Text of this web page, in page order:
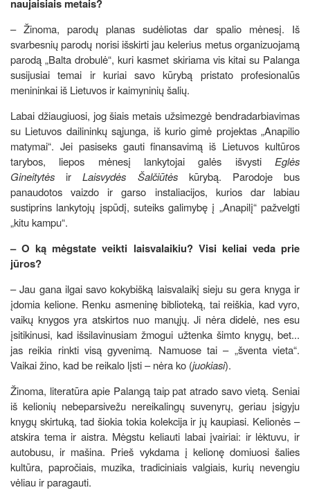
naujaisiais metais?
– Žinoma, parodų planas sudėliotas dar spalio mėnesį. Iš
svarbesnių parodų norisi išskirti jau kelerius metus organizuojamą
parodą „Balta drobulė“, kuri kasmet skiriama vis kitai su Palanga
susijusiai temai ir kuriai savo kūrybą pristato profesionalūs
menininkai iš Lietuvos ir kaimyninių šalių.
Labai džiaugiuosi, jog šiais metais užsimezgė bendradarbiavimas
su Lietuvos dailininkų sąjunga, iš kurio gimė projektas „Anapilio
matymai“. Jei pasiseks gauti finansavimą iš Lietuvos kultūros
tarybos, liepos mėnesį lankytojai galės išvystiEglės
Gineitytės ir Laisvydės Šalčiūtėskūrybą. Parodoje bus
panaudotos vaizdo ir garso instaliacijos, kurios dar labiau
sustiprins lankytojų įspūdį, suteiks galimybę į „Anapilį“ pažvelgti
„kitu kampu“.
– O ką mėgstate veikti laisvalaikiu? Visi keliai veda prie
jūros?
– Jau gana ilgai savo kokybišką laisvalaikį sieju su gera knyga ir
įdomia kelione. Renku asmeninę biblioteką, tai reiškia, kad vyro,
vaikų knygos yra atskirtos nuo manųjų. Ji nėra didelė, nes esu
įsitikinusi, kad išsilavinusiam žmogui užtenka šimto knygų, bet...
jas reikia rinkti visą gyvenimą. Namuose tai – „šventa vieta“.
Vaikai žino, kad be reikalo lįsti – nėra ko (juokiasi).
Žinoma, literatūra apie Palangą taip pat atrado savo vietą. Seniai
iš kelionių nebeparsivežu nereikalingų suvenyrų, geriau įsigyju
knygų skirtuką, tad šiokia tokia kolekcija ir jų kaupiasi. Kelionės –
atskira tema ir aistra. Mėgstu keliauti labai įvairiai: ir lėktuvu, ir
autobusu, ir mašina. Prieš vykdama į kelionę domiuosi šalies
kultūra, papročiais, muzika, tradiciniais valgiais, kurių nevengiu
vėliau ir paragauti.